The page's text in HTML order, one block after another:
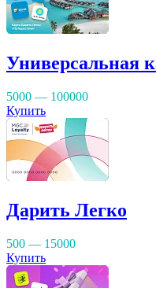
Универсальная
5000 — 100000
Купить
Дарить Легко
500 — 15000
Купить